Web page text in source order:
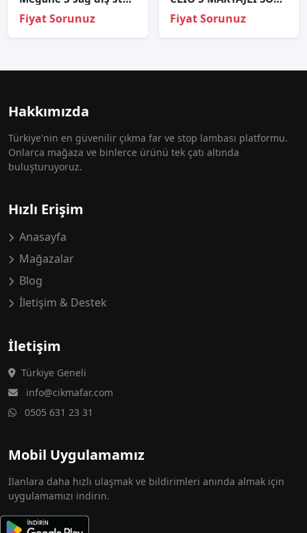
Fiyat Sorunuz Fiyat Sorunuz
Hakkımızda
Türkiye'nin en güvenilir çıkma far ve stop lambası platformu.
Onlarca mağaza ve binlerce ürünü tek çatı altında
buluşturuyoruz.
Hızlı Erişim
Anasayfa
Mağazalar
Blog
İletişim & Destek
İletişim
Türkiye Geneli
info@cikmafar.com
0505 631 23 31
Mobil Uygulamamız
İlanlara daha hızlı ulaşmak ve bildirimleri anında almak için
uygulamamızı indirin.